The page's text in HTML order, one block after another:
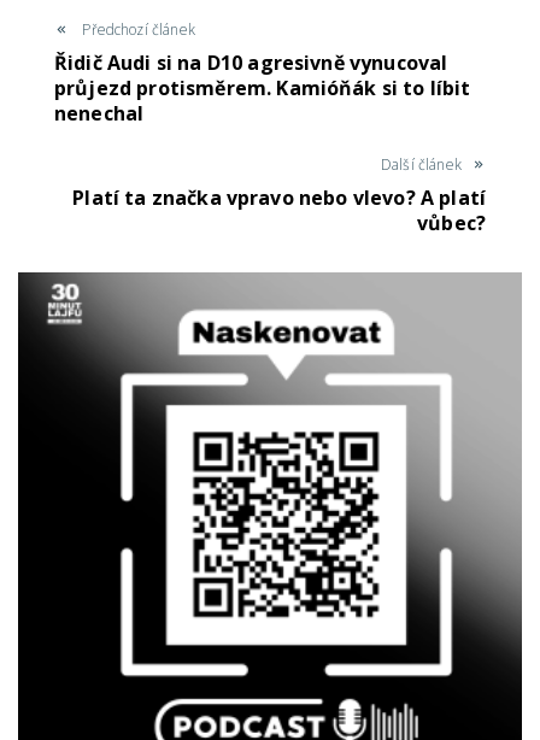
Předchozí článek
Řidič Audi si na D10 agresivně vynucoval
průjezd protisměrem. Kamióňák si to líbit
nenechal
Další článek
Platí ta značka vpravo nebo vlevo? A platí
vůbec?